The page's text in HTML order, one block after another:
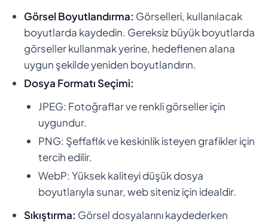
Görsel Boyutlandırma: Görselleri, kullanılacak
boyutlarda kaydedin. Gereksiz büyük boyutlarda
görseller kullanmak yerine, hedeflenen alana
uygun şekilde yeniden boyutlandırın.
Dosya Formatı Seçimi:
JPEG: Fotoğraflar ve renkli görseller için
uygundur.
PNG: Şeffaflık ve keskinlik isteyen grafikler için
tercih edilir.
WebP: Yüksek kaliteyi düşük dosya
boyutlarıyla sunar, web siteniz için idealdir.
Sıkıştırma: Görsel dosyalarını kaydederken